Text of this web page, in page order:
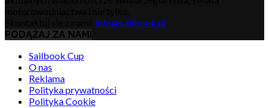
info@sailbook.pl
PODĄŻAJ ZA NAMI
Sailbook Cup
O nas
Reklama
Polityka prywatności
Polityka Cookie